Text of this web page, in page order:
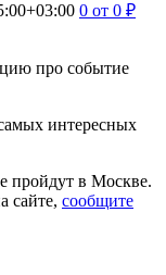
0 от 0 ₽
про событие
интересных
пройдут в Москве.
сайте, сообщите